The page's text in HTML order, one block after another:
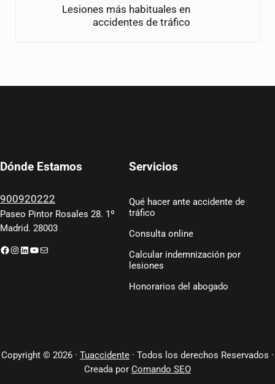
Lesiones más habituales en
accidentes de tráfico
Dónde Estamos
900920222
Paseo Pintor Rosales 28. 1º
Madrid. 28003
Facebook
Instagram
LinkedIn
YouTube
Correo electrónico
Servicios
Qué hacer ante accidente de
tráfico
Consulta online
Calcular indemnización por
lesiones
Honorarios del abogado
Copyright © 2026 · Tuaccidente · Todos los derechos Reservados ·
Creada por Comando SEO